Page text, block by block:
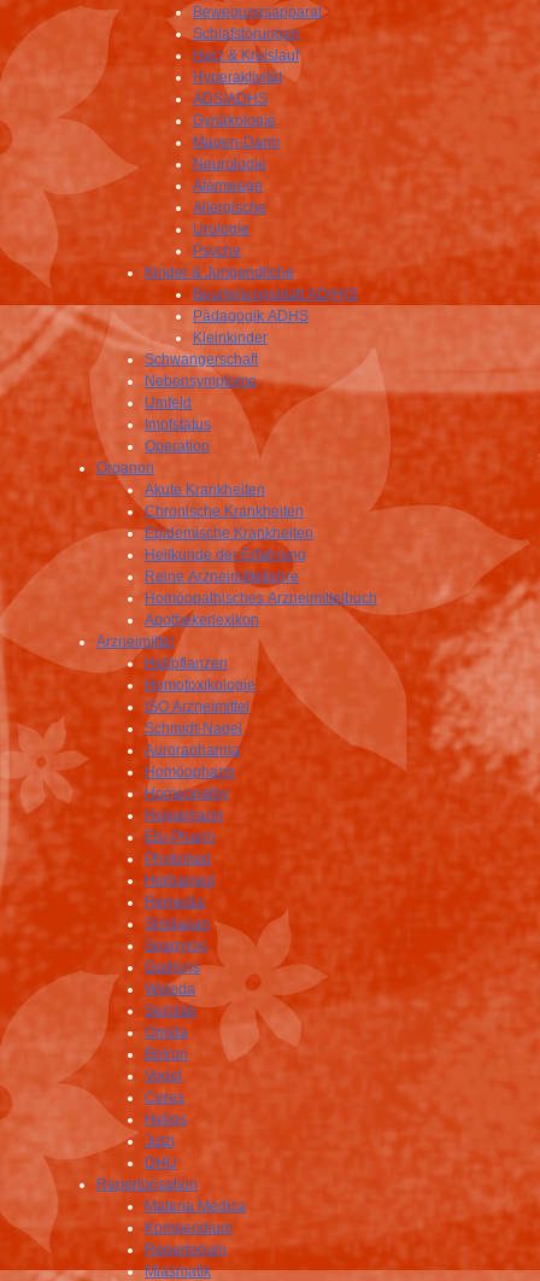
Bewegungsapparat
Schlafstörungen
Herz & Kreislauf
Hyperaktivität
ADS/ADHS
Gynäkologie
Magen-Darm
Neurologie
Atemwege
Allergische
Urologie
Psyche
Kinder & Jungendliche
Beurteilungsblatt AD(H)S
Pädagogik ADHS
Kleinkinder
Schwangerschaft
Nebensymptome
Umfeld
Impfstatus
Operation
Organon
Akute Krankheiten
Chronische Krankheiten
Epidemische Krankheiten
Heilkunde der Erfahrung
Reine Arzneimittellehre
Homöopathisches Arzneimittelbuch
Apothekerlexikon
Arzneimittel
Heilpflanzen
Homotoxikologie
ISO Arzneimittel
Schmidt-Nagel
Aurorapharma
Homöopharm
Homeopathy
Hogapharm
Ebi-Pharm
Phytomed
Herbamed
Remedia
Similasan
Spagyros
Gudjons
Weleda
Serolab
Omida
Boiron
Vogel
Ceres
Helios
Jutzi
DHU
Repertorisation
Materia Medica
Kompendium
Repertorium
Miasmatik